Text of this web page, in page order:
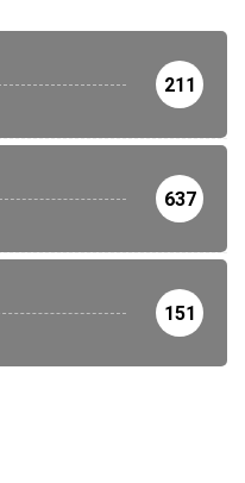
211
637
151